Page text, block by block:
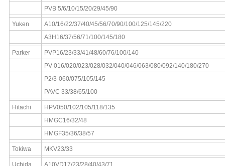
PVB 5/6/10/15/20/29/45/90
Yuken
A10/16/22/37/40/45/56/70/90/100/125/145/220
A3H16/37/56/71/100/145/180
Parker
PVP16/23/33/41/48/60/76/100/140
PV 016/020/023/028/032/040/046/063/080/092/140/180/270
P2/3-060/075/105/145
PAVC 33/38/65/100
Hitachi
HPV050/102/105/118/135
HMGC16/32/48
HMGF35/36/38/57
Tokiwa MKV23/33